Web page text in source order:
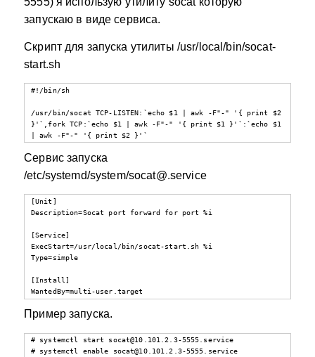
запускаю в виде сервиса.
Скрипт для запуска утилиты /usr/local/bin/socat-
start.sh
#!/bin/sh
/usr/bin/socat TCP-LISTEN:`echo $1 | awk -F"-" '{ print $2
}'`,fork TCP:`echo $1 | awk -F"-" '{ print $1 }'`:`echo $1
| awk -F"-" '{ print $2 }'`
Сервис запуска
/etc/systemd/system/socat@.service
[Unit]
Description=Socat port forward for port %i
[Service]
ExecStart=/usr/local/bin/socat-start.sh %i
Type=simple
[Install]
WantedBy=multi-user.target
Пример запуска.
# systemctl start socat@10.101.2.3-5555.service
# systemctl enable socat@10.101.2.3-5555.service